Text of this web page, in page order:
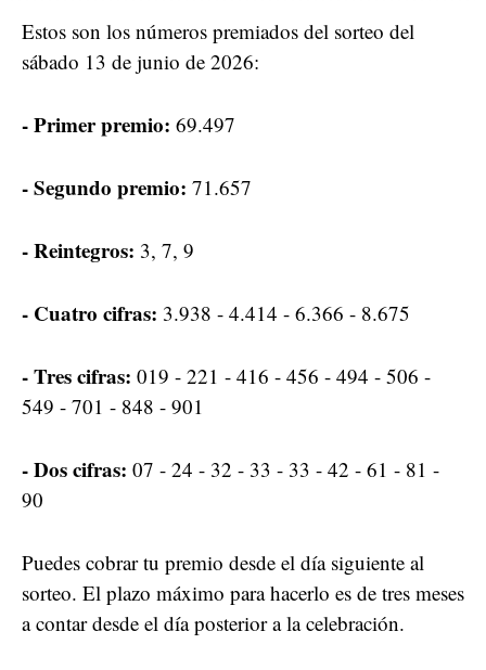
Estos son los números premiados del sorteo del
sábado 13 de junio de 2026:
- Primer premio: 69.497
- Segundo premio: 71.657
- Reintegros: 3, 7, 9
- Cuatro cifras: 3.938 - 4.414 - 6.366 - 8.675
- Tres cifras: 019 - 221 - 416 - 456 - 494 - 506 -
549 - 701 - 848 - 901
- Dos cifras: 07 - 24 - 32 - 33 - 33 - 42 - 61 - 81 -
90
Puedes cobrar tu premio desde el día siguiente al
sorteo. El plazo máximo para hacerlo es de tres meses
a contar desde el día posterior a la celebración.